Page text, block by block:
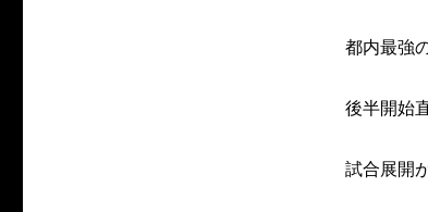
都内最強
後半開始
試合展開